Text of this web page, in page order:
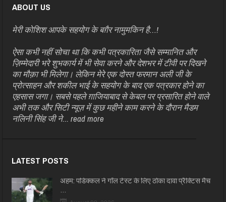
ABOUT US
मेरी कोशिश आपके सहयोग के बग़ैर नामुमकिन है…!
ऐसा कभी नहीं सोचा था कि कभी पत्रकारिता जैसे सम्मानित और
ज़िम्मेदारी भरे शुभकार्य में भी सेवा करने और देशभर में टीवी पर दिखने
का मौक़ा भी मिलेगा। लेकिन मेरे एक दोस्त फरमान अली जी के
प्रोत्साहन और शकील भाई के सहयोग के बाद एक पत्रकार होने का
एहसास जगा। सबसे पहले ग़ाजियाबाद से केबल पर प्रसारित होने वाले
अभी तक और सिटी न्यूज़ में कुछ महीने काम करने के दौरान मैडम
नलिनी सिंह जी ने...read more
LATEST POSTS
अहम: पडिक्कल ने गॉल टेस्ट के लिए ठोका दावा प्रैक्टिस मैच
…